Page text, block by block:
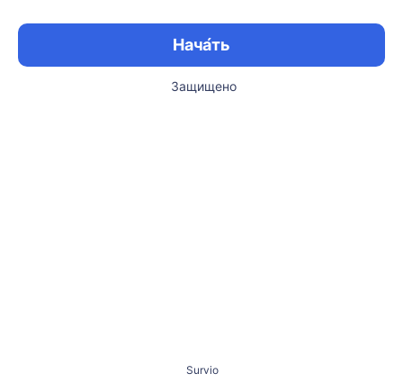
Нача́ть
Защищено
Survio